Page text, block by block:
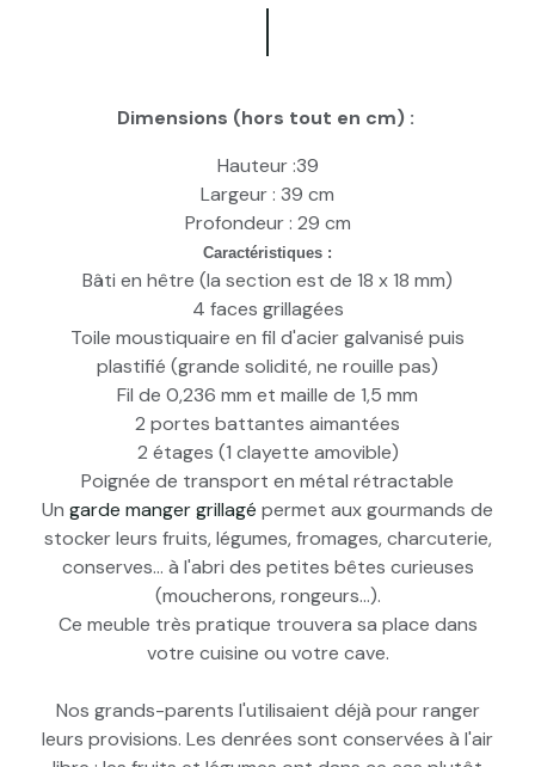
Dimensions (hors tout en cm) :
Hauteur :39
​Largeur : 39 cm
Profondeur : 29 cm
Caractéristiques :
Bâti en hêtre (la section est de 18 x 18 mm)
4 faces grillagées
Toile moustiquaire en fil d'acier galvanisé puis
plastifié (grande solidité, ne rouille pas)
Fil de 0,236 mm et maille de 1,5 mm
2 portes battantes aimantées
2 étages (1 clayette amovible)
Poignée de transport en métal rétractable
Un garde manger grillagé permet aux gourmands de
stocker leurs fruits, légumes, fromages, charcuterie,
conserves... à l'abri des petites bêtes curieuses
(moucherons, rongeurs...).
Ce meuble très pratique trouvera sa place dans
votre cuisine ou votre cave.
Nos grands-parents l'utilisaient déjà pour ranger
leurs provisions. Les denrées sont conservées à l'air